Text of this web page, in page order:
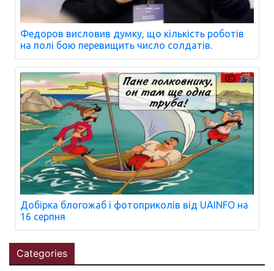
Федоров висловив думку, що кількість роботів
на полі бою перевищить число солдатів.
Добірка блогожаб і фотоприколів від UAINFO на
16 серпня
Categories